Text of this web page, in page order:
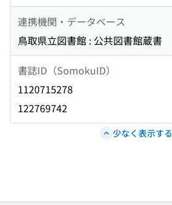
連携機関・データベース
鳥取県立図書館 : 公共図書館蔵書
書誌ID（SomokuID）
1120715278
122769742
少なく表示する